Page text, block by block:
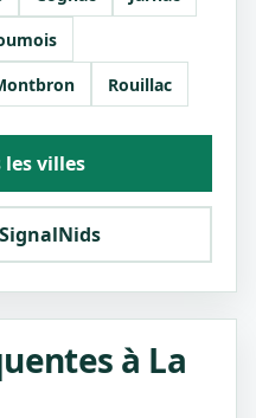
Rouillac
villes
à La